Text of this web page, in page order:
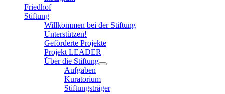
Friedhof
Stiftung
Willkommen bei der Stiftung
Unterstützen!
Geförderte Projekte
Projekt LEADER
Über die Stiftung
Aufgaben
Kuratorium
Stiftungsträger